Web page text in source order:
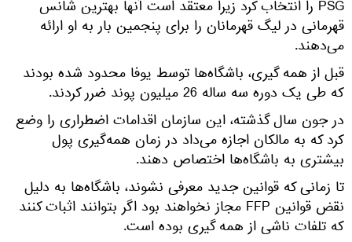
PSG را انتخاب کرد زیرا معتقد است آنها بهترین شانس
قهرمانی در لیگ قهرمانان را برای پنجمین بار به او ارائه
می‌دهند.
قبل از همه گیری، باشگاه‌ها توسط یوفا محدود شده بودند
که طی یک دوره سه ساله 26 میلیون پوند ضرر کردند.
در جون سال گذشته، این سازمان اقدامات اضطراری را وضع
کرد که به مالکان اجازه می‌داد در زمان همه‌گیری پول
بیشتری به باشگاه‌ها اختصاص دهند.
تا زمانی که قوانین جدید معرفی نشوند، باشگاه‌ها به دلیل
نقض قوانین FFP مجاز نخواهند بود اگر بتوانند اثبات کنند
که تلفات ناشی از همه گیری بوده است.